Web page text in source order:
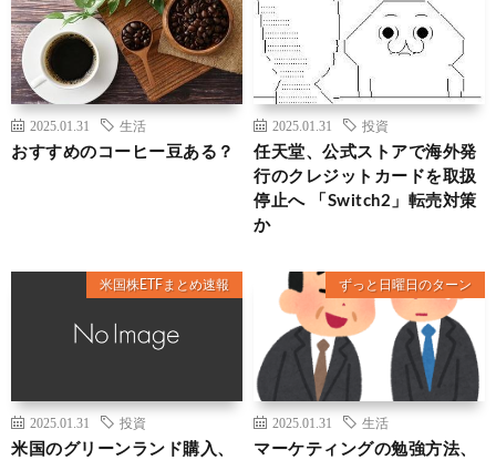
2025.01.31 生活
おすすめのコーヒー豆ある？
2025.01.31 投資
任天堂、公式ストアで海外発
行のクレジットカードを取扱
停止へ 「Switch2」転売対策
か
米国株ETFまとめ速報
2025.01.31 投資
米国のグリーンランド購入、
ずっと日曜日のターン
2025.01.31 生活
マーケティングの勉強方法、